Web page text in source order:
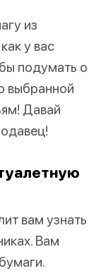
из
у вас
подумать о
выбранной
Давай
вам узнать
Вам